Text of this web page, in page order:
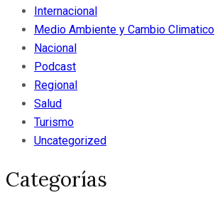
Internacional
Medio Ambiente y Cambio Climatico
Nacional
Podcast
Regional
Salud
Turismo
Uncategorized
Categorías